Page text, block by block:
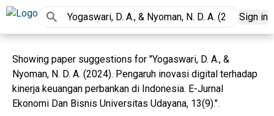
Sign in
Showing paper suggestions for "Yogaswari, D. A., &
Nyoman, N. D. A. (2024). Pengaruh inovasi digital terhadap
kinerja keuangan perbankan di Indonesia. E-Jurnal
Ekonomi Dan Bisnis Universitas Udayana, 13(9).".